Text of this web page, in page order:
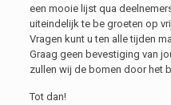
een mooie lijst qua
uiteindelijk te be groeten op
Vragen kunt u ten alle tijden
Graag geen bevestiging van
zullen wij de bomen door het
Tot dan!